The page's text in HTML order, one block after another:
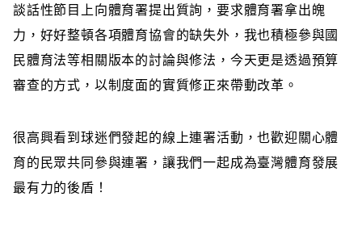
談話性節目上向體育署提出質詢，要求體育署拿出魄
力，好好整頓各項體育協會的缺失外，我也積極參與國
民體育法等相關版本的討論與修法，今天更是透過預算
審查的方式，以制度面的實質修正來帶動改革。
很高興看到球迷們發起的線上連署活動，也歡迎關心體
育的民眾共同參與連署，讓我們一起成為臺灣體育發展
最有力的後盾！